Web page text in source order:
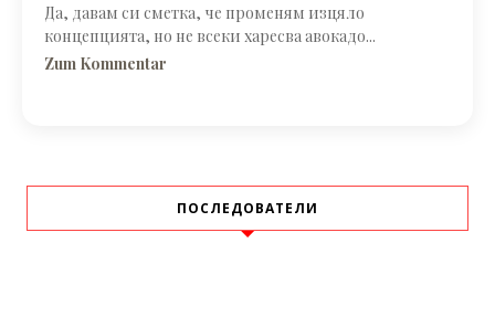
Да, давам си сметка, че променям изцяло
концепцията, но не всеки харесва авокадо...
Zum Kommentar
ПОСЛЕДОВАТЕЛИ